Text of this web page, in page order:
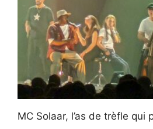
MC Solaar, l’as de trèfle